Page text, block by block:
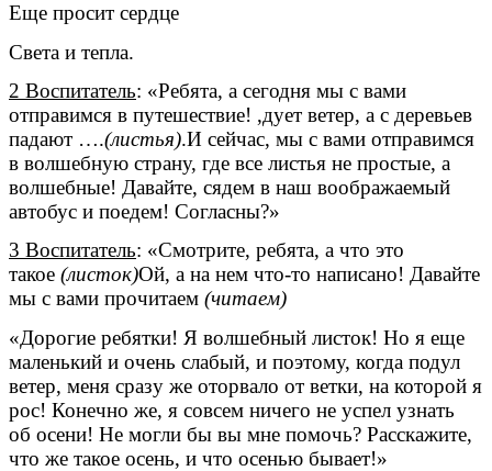
Еще просит сердце
Света и тепла.
2 Воспитатель: «Ребята, а сегодня мы с вами
отправимся в путешествие! ,дует ветер, а с деревьев
падают ….(листья).И сейчас, мы с вами отправимся
в волшебную страну, где все листья не простые, а
волшебные! Давайте, сядем в наш воображаемый
автобус и поедем! Согласны?»
3 Воспитатель: «Смотрите, ребята, а что это
такое (листок)Ой, а на нем что-то написано! Давайте
мы с вами прочитаем (читаем)
«Дорогие ребятки! Я волшебный листок! Но я еще
маленький и очень слабый, и поэтому, когда подул
ветер, меня сразу же оторвало от ветки, на которой я
рос! Конечно же, я совсем ничего не успел узнать
об осени! Не могли бы вы мне помочь? Расскажите,
что же такое осень, и что осенью бывает!»